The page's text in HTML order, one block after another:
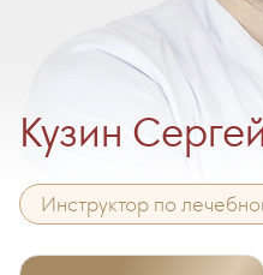
Кузин Сергей
Инструктор по